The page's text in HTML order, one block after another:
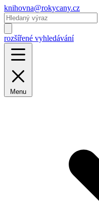
knihovna@rokycany.cz
rozšířené vyhledávání
Menu